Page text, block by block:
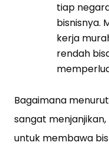
tiap
bisnisnya.
kerja
rendah
Bagaimana
sangat
untuk membawa